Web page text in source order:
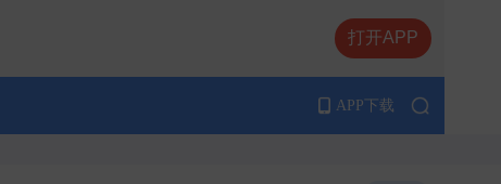
打开APP
APP下载